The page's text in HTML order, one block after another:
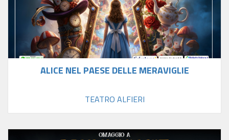
ALICE NEL PAESE DELLE MERAVIGLIE
TEATRO ALFIERI